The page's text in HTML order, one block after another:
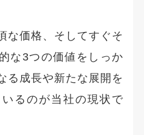
な価格、そしてすぐそ
な3つの価値をしっか
る成長や新たな展開を
るのが当社の現状で